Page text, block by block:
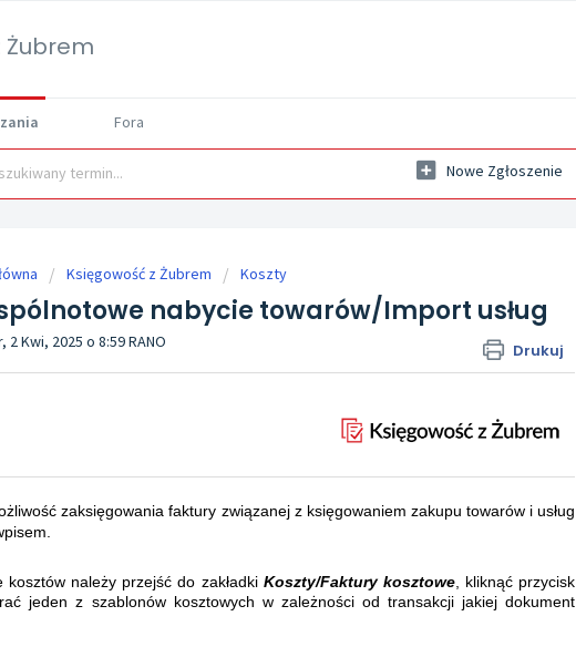
Żubrem
Fora
Nowe Zgłoszenie
Księgowość z Żubrem Koszty
nabycie towarów/Import usług
Drukuj
Kwi, 2025 o 8:59 RANO
zaksięgowania faktury związanej z księgowaniem zakupu towarów i usług
należy przejść do zakładki Koszty/Faktury kosztowe, kliknąć przycisk
jeden z szablonów kosztowych w zależności od transakcji jakiej dokument